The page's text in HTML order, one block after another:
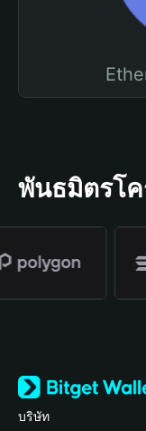
พันธมิตรโค
บริษัท